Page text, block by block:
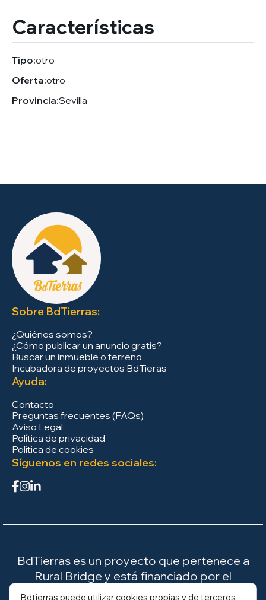
Características
Tipo:otro
Oferta:otro
Provincia:Sevilla
Sobre BdTierras:
¿Quiénes somos?
¿Cómo publicar un anuncio gratis?
Buscar un inmueble o terreno
Incubadora de proyectos BdTieras
Ayuda:
Contacto
Preguntas frecuentes (FAQs)
Aviso Legal
Política de privacidad
Política de cookies
Síguenos en redes sociales:
BdTierras es un proyecto que pertenece a
Rural Bridge y está financiado por el
Ministerio para la Transición Ecológica y el
Bdtierras puede utilizar cookies propias y de terceros